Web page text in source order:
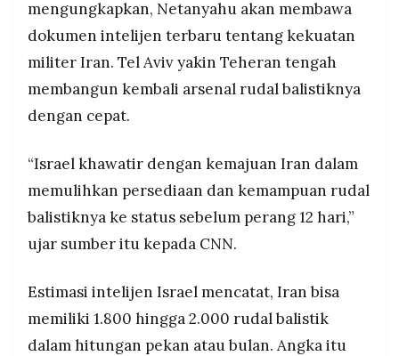
mengungkapkan, Netanyahu akan membawa
dokumen intelijen terbaru tentang kekuatan
militer Iran. Tel Aviv yakin Teheran tengah
membangun kembali arsenal rudal balistiknya
dengan cepat.
“Israel khawatir dengan kemajuan Iran dalam
memulihkan persediaan dan kemampuan rudal
balistiknya ke status sebelum perang 12 hari,”
ujar sumber itu kepada CNN.
Estimasi intelijen Israel mencatat, Iran bisa
memiliki 1.800 hingga 2.000 rudal balistik
dalam hitungan pekan atau bulan. Angka itu